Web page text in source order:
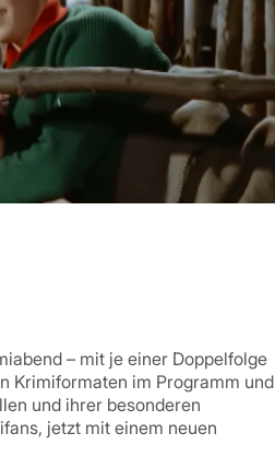
– mit je einer Doppelfolge
Krimiformaten im Programm und
und ihrer besonderen
jetzt mit einem neuen